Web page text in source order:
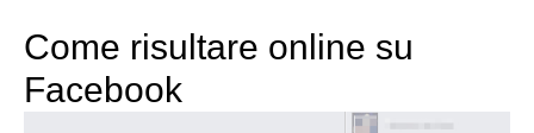
Come risultare online su
Facebook